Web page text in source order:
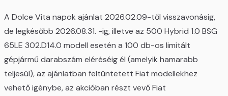
A Dolce Vita napok ajánlat 2026.02.09-től visszavonásig,
de legkésőbb 2026.08.31. -ig, illetve az 500 Hybrid 1.0 BSG
65LE 302.D14.0 modell esetén a 100 db-os limitált
gépjármű darabszám eléréséig él (amelyik hamarabb
teljesül), az ajánlatban feltüntetett Fiat modellekhez
vehető igénybe, az akcióban részt vevő Fiat